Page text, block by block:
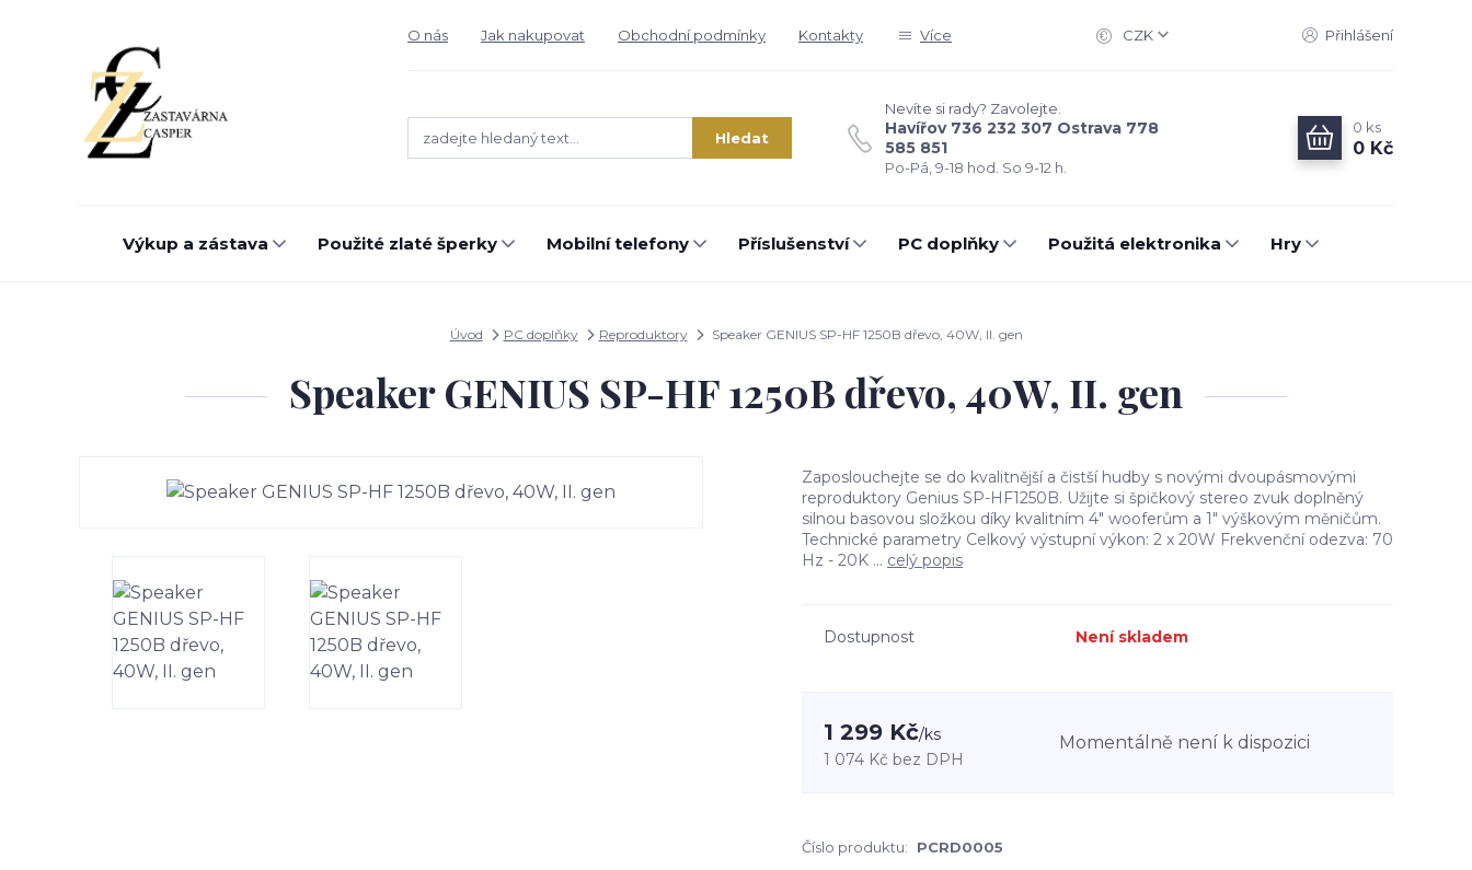
O nás Jak nakupovat Obchodní podmínky Kontakty Více CZK Přihlášení
Hledat
Nevíte si rady? Zavolejte.
Havířov 736 232 307 Ostrava 778
585 851
Po-Pá, 9-18 hod. So 9-12 h.
0 ks
0 Kč
Výkup a zástava Použité zlaté šperky Mobilní telefony Příslušenství PC doplňky Použitá elektronika Hry
Úvod PC doplňky Reproduktory Speaker GENIUS SP-HF 1250B dřevo, 40W, II. gen
Speaker GENIUS SP-HF 1250B dřevo, 40W, II. gen
Zaposlouchejte se do kvalitnější a čistší hudby s novými dvoupásmovými
reproduktory Genius SP-HF1250B. Užijte si špičkový stereo zvuk doplněný
silnou basovou složkou díky kvalitním 4" wooferům a 1" výškovým měničům.
Technické parametry Celkový výstupní výkon: 2 x 20W Frekvenční odezva: 70
Hz - 20K ... celý popis
Dostupnost Není skladem
1 299 Kč/ks
1 074 Kč bez DPH
Momentálně není k dispozici
Číslo produktu: PCRD0005